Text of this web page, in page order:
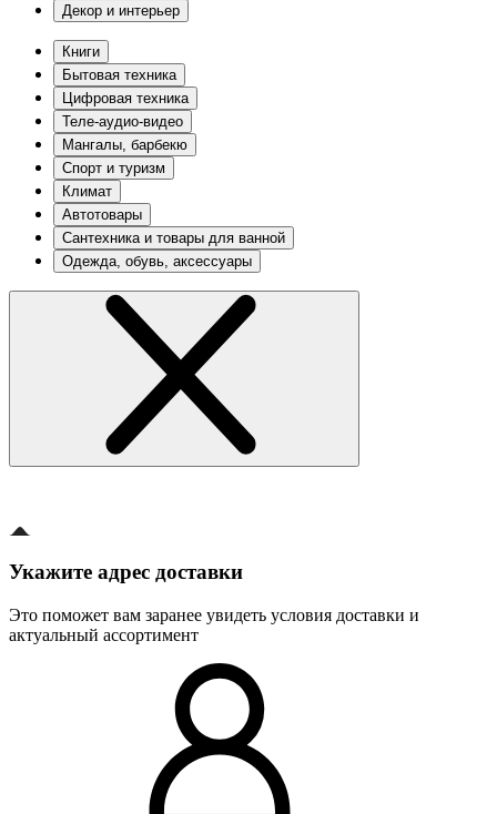
Декор и интерьер
Книги
Бытовая техника
Цифровая техника
Теле-аудио-видео
Мангалы, барбекю
Спорт и туризм
Климат
Автотовары
Сантехника и товары для ванной
Одежда, обувь, аксессуары
Укажите адрес доставки
Это поможет вам заранее увидеть условия доставки и
актуальный ассортимент